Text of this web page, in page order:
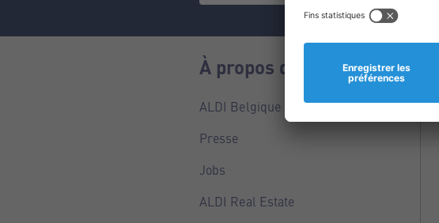
À propos de nous
ALDI Belgique
Presse
Jobs
ALDI Real Estate